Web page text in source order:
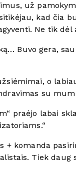
už
kad čia
Ne tik dėl
Buvo gera,
o
su
praėjo labai
+ komanda
Tiek